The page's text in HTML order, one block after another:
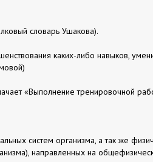
словарь Ушакова).
каких-либо навыков,
«Выполнение тренировочной
систем организма, а так же
направленных на